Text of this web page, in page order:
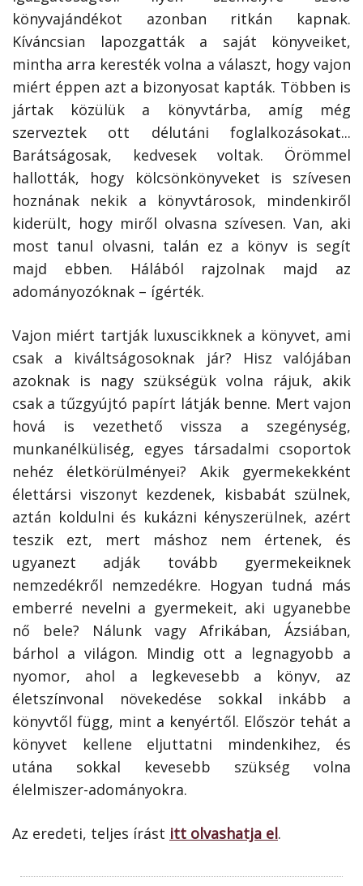
könyvajándékot azonban ritkán kapnak.
Kíváncsian lapozgatták a saját könyveiket,
mintha arra keresték volna a választ, hogy vajon
miért éppen azt a bizonyosat kapták. Többen is
jártak közülük a könyvtárba, amíg még
szerveztek ott délutáni foglalkozásokat...
Barátságosak, kedvesek voltak. Örömmel
hallották, hogy kölcsönkönyveket is szívesen
hoznának nekik a könyvtárosok, mindenkiről
kiderült, hogy miről olvasna szívesen. Van, aki
most tanul olvasni, talán ez a könyv is segít
majd ebben. Hálából rajzolnak majd az
adományozóknak – ígérték.
Vajon miért tartják luxuscikknek a könyvet, ami
csak a kiváltságosoknak jár? Hisz valójában
azoknak is nagy szükségük volna rájuk, akik
csak a tűzgyújtó papírt látják benne. Mert vajon
hová is vezethető vissza a szegénység,
munkanélküliség, egyes társadalmi csoportok
nehéz életkörülményei? Akik gyermekekként
élettársi viszonyt kezdenek, kisbabát szülnek,
aztán koldulni és kukázni kényszerülnek, azért
teszik ezt, mert máshoz nem értenek, és
ugyanezt adják tovább gyermekeiknek
nemzedékről nemzedékre. Hogyan tudná más
emberré nevelni a gyermekeit, aki ugyanebbe
nő bele? Nálunk vagy Afrikában, Ázsiában,
bárhol a világon. Mindig ott a legnagyobb a
nyomor, ahol a legkevesebb a könyv, az
életszínvonal növekedése sokkal inkább a
könyvtől függ, mint a kenyértől. Először tehát a
könyvet kellene eljuttatni mindenkihez, és
utána sokkal kevesebb szükség volna
élelmiszer-adományokra.
Az eredeti, teljes írást itt olvashatja el.